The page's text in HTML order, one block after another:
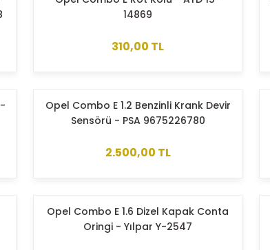
14869
310,00 TL
Opel Combo E 1.2 Benzinli Krank Devir
Sensörü - PSA 9675226780
2.500,00 TL
Opel Combo E 1.6 Dizel Kapak Conta
Oringi - Yılpar Y-2547